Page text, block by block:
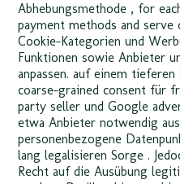
Abhebungsmethode , for
payment methods and
Cookie-Kategorien und
Funktionen sowie Anbieter
anpassen. auf einem
coarse-grained consent für
party seller und Google
etwa Anbieter notwendig
personenbezogene
lang legalisieren Sorge .
Recht auf die Ausübung